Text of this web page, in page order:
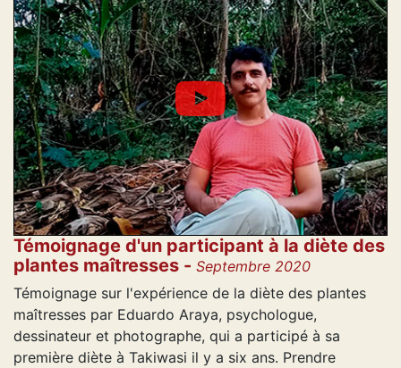
Témoignage d'un participant à la diète des
plantes maîtresses - Septembre 2020
Témoignage sur l'expérience de la diète des plantes
maîtresses par Eduardo Araya, psychologue,
dessinateur et photographe, qui a participé à sa
première diète à Takiwasi il y a six ans. Prendre